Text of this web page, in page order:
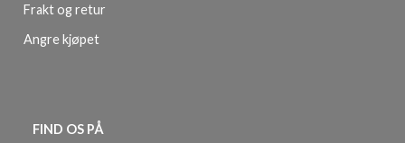
Frakt og retur
Angre kjøpet
FIND OS PÅ